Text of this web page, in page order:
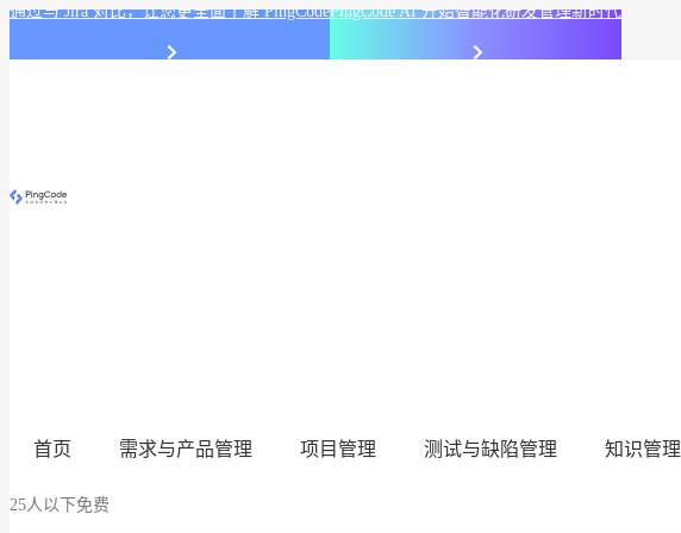
通过与 Jira 对比，让您更全面了解 PingCodePingCode AI 开始智能化研发管理新时代
首页 需求与产品管理 项目管理 测试与缺陷管理 知识管理
25人以下免费